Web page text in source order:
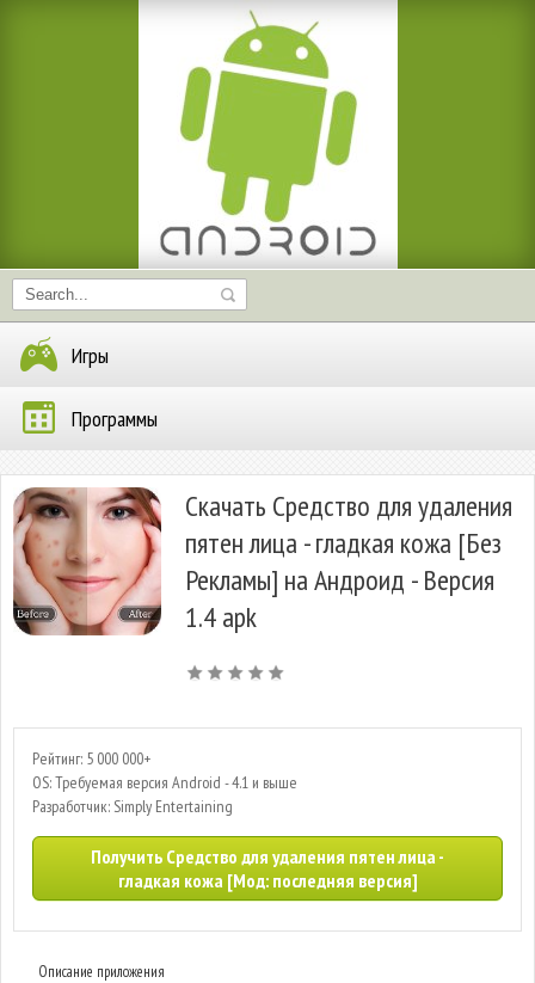
Игры
Программы
Скачать Средство для удаления
пятен лица - гладкая кожа [Без
Рекламы] на Андроид - Версия
1.4 apk
Рейтинг: 5 000 000+
OS: Требуемая версия Android - 4.1 и выше
Разработчик: Simply Entertaining
Получить Средство для удаления пятен лица -
гладкая кожа [Мод: последняя версия]
Описание приложения